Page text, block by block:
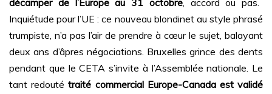
décamper de l’Europe au 31 octobre, accord ou pas.
Inquiétude pour l’UE : ce nouveau blondinet au style phrasé
trumpiste, n’a pas l’air de prendre à cœur le sujet, balayant
deux ans d’âpres négociations. Bruxelles grince des dents
pendant que le CETA s’invite à l’Assemblée nationale. Le
tant redoutétraité commercial Europe-Canada est validé